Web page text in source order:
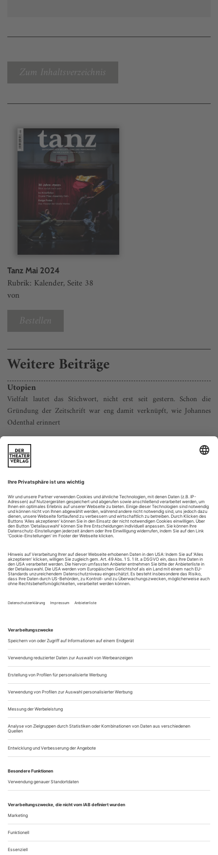
Zum Inhaltsverzeichnis
Tanz Mai 2024
Rubrik: Kalender, Seite 38
von
Bestellen
Weitere Beiträge
Utopien
Vielfalt lautet das Stichwort, nicht erst seit gestern. Schon die
Gründung der Zeitschrift war eng damit verknüpft, wie Johannes
Odenthal erinnert
Im Editorial der ersten Ausgabe der Zeitschrift «ballett
international/ tanz aktuell», später zu
umfirmiert, heißt
es im Januar 1994: «Wir sprechen von einer Krise der
Theater. In Wirklichkeit handelt es sich um eine
um einen Umbruch unseres Wertesystems, unserer
Lebensbedingungen in Ost und...
Ausschreibungen, Wettbewerbe 5/24
Fortbildung
ImPulsTanz Wien, «Education Programmes 2024»:
«ImPacT»
«Summer Academy: Networking and Immersion» für
Tanzstudierende und Gruppen), 14.–29. Jul;
www.impulstanz.com/education
Studium
Hochschule für Musik und Darstellende Kunst Frankfurt,
HfMDK
BAtanz Auditions: 15, 29 June
MA CoDE Master of Contemporary Dance Education
...
Ausstellungen 5/24
GOLDENE JAHRE – KÖLNER TANZTRÄUME
Besonders stolz braucht die Kölner Kulturpolitik aktuell nicht
auf ihre Tanzentscheidungen zu sein – immerhin wurden
gerade erst der erfolgreiche Richard Siegal und sein Ballet of
Difference aus der Domstadt verbannt. Dass das auch mal
anders war, zeigt die Ausstellung «Goldene Jahre» des
Tanzmuseums im Mediapark vom 4. Mai bis 23....
Über uns Kontakt Kritikerumfrage Newsletter